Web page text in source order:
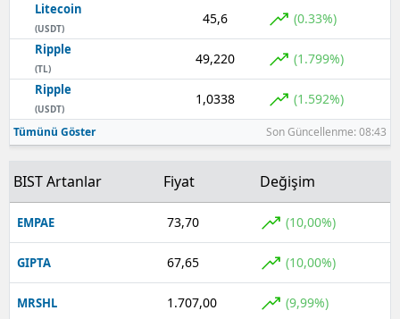
Litecoin
(USDT)
45,6 (0.33%)
Ripple
(TL)
49,220 (1.799%)
Ripple
(USDT)
1,0338 (1.592%)
Tümünü Göster Son Güncellenme: 08:43
BIST Artanlar Fiyat Değişim
EMPAE 73,70 (10,00%)
GIPTA 67,65 (10,00%)
MRSHL 1.707,00 (9,99%)